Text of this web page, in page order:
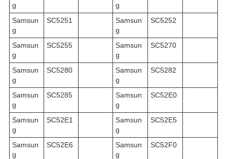
g
g
Samsun
g
SC5251
Samsun
g
SC5252
Samsun
g
SC5255
Samsun
g
SC5270
Samsun
g
SC5280
Samsun
g
SC5282
Samsun
g
SC5285
Samsun
g
SC52E0
Samsun
g
SC52E1
Samsun
g
SC52E5
Samsun
g
SC52E6
Samsun
g
SC52F0